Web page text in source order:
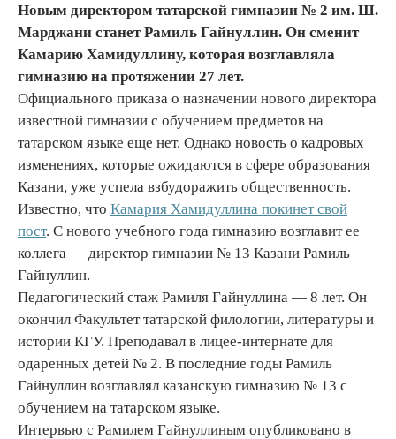
Новым директором татарской гимназии № 2 им. Ш.
Марджани станет Рамиль Гайнуллин. Он сменит
Камарию Хамидуллину, которая возглавляла
гимназию на протяжении 27 лет.
Официального приказа о назначении нового директора
известной гимназии с обучением предметов на
татарском языке еще нет. Однако новость о кадровых
изменениях, которые ожидаются в сфере образования
Казани, уже успела взбудоражить общественность.
Известно, что Камария Хамидуллина покинет свой
пост. С нового учебного года гимназию возглавит ее
коллега — директор гимназии № 13 Казани Рамиль
Гайнуллин.
Педагогический стаж Рамиля Гайнуллина — 8 лет. Он
окончил Факультет татарской филологии, литературы и
истории КГУ. Преподавал в лицее-интернате для
одаренных детей № 2. В последние годы Рамиль
Гайнуллин возглавлял казанскую гимназию № 13 с
обучением на татарском языке.
Интервью с Рамилем Гайнуллиным опубликовано в